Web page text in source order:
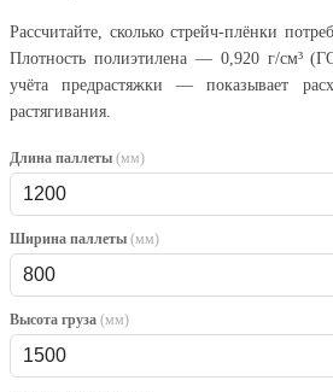
Рассчитайте, сколько стрейч-плёнки
Плотность полиэтилена — 0,920 г/см³
учёта предрастяжки — показывает
растягивания.
Длина паллеты (мм)
Ширина паллеты (мм)
Высота груза (мм)